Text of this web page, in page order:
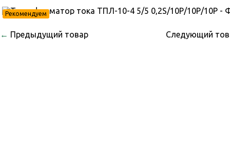
Рекомендуем
← Предыдущий товар Следующий